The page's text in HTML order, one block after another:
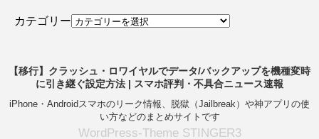
カテゴリー
【移行】クラッシュ・ロワイヤルでデータ/バックアップを機種変時
に引き継ぐ設定方法 | スマホ評判・不具合ニュース速報
iPhone・Androidスマホのリーク情報、脱獄（Jailbreak）や神アプリの使
い方などのまとめサイトです
WordPress-Theme STINGER3